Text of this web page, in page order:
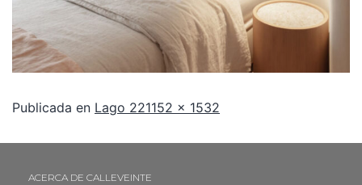
Publicada en Lago 221152 × 1532
ACERCA DE CALLEVEINTE